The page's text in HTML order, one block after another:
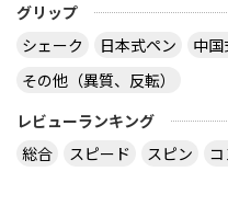
グリップ
シェーク
日本式ペン 中国
その他（異質、反転）
レビューランキング
総合
スピード スピン